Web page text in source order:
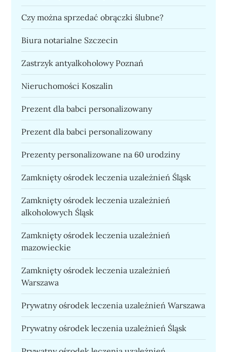
Czy można sprzedać obrączki ślubne?
Biura notarialne Szczecin
Zastrzyk antyalkoholowy Poznań
Nieruchomości Koszalin
Prezent dla babci personalizowany
Prezent dla babci personalizowany
Prezenty personalizowane na 60 urodziny
Zamknięty ośrodek leczenia uzależnień Śląsk
Zamknięty ośrodek leczenia uzależnień
alkoholowych Śląsk
Zamknięty ośrodek leczenia uzależnień
mazowieckie
Zamknięty ośrodek leczenia uzależnień
Warszawa
Prywatny ośrodek leczenia uzależnień Warszawa
Prywatny ośrodek leczenia uzależnień Śląsk